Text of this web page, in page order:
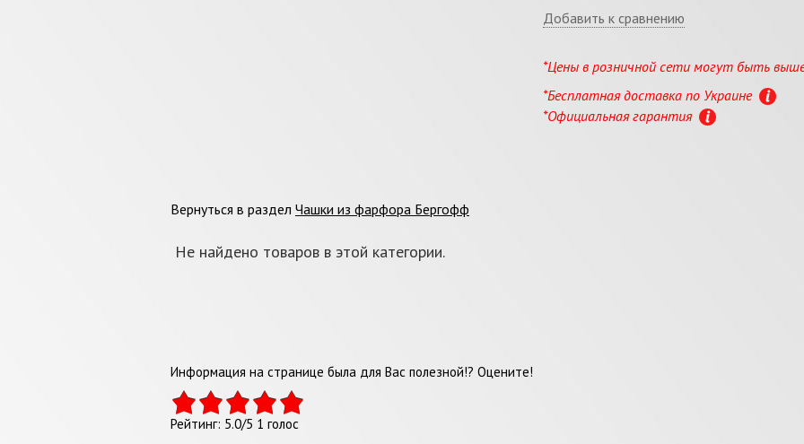
Добавить к сравнению
*Цены в розничной сети могут быть
*Бесплатная доставка по Украине
*Официальная гарантия
Вернуться в раздел Чашки из фарфора Бергофф
Не найдено товаров в этой категории.
Информация на странице была для Вас полезной!? Оцените!
Рейтинг: 5.0/5 1 голос